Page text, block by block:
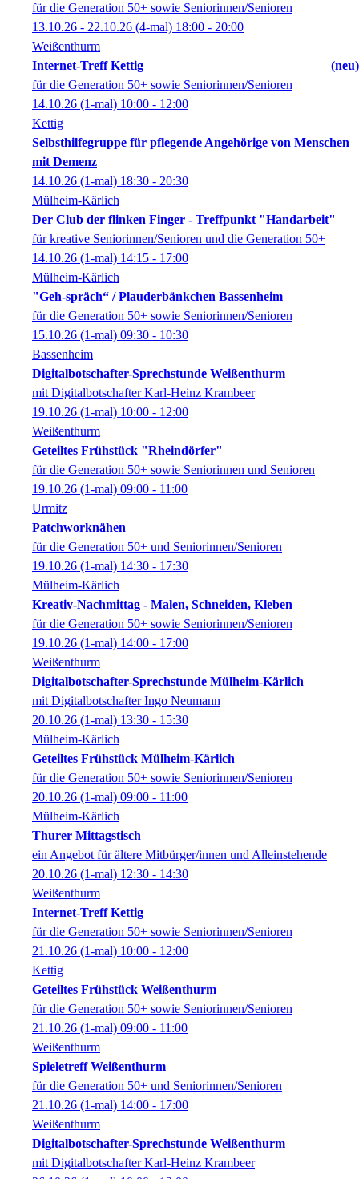
für die Generation 50+ sowie Seniorinnen/Senioren
13.10.26 - 22.10.26 (4-mal) 18:00 - 20:00
Weißenthurm
Internet-Treff Kettig
neu
für die Generation 50+ sowie Seniorinnen/Senioren
14.10.26 (1-mal) 10:00 - 12:00
Kettig
Selbsthilfegruppe für pflegende Angehörige von Menschen
mit Demenz
14.10.26 (1-mal) 18:30 - 20:30
Mülheim-Kärlich
Der Club der flinken Finger - Treffpunkt "Handarbeit"
für kreative Seniorinnen/Senioren und die Generation 50+
14.10.26 (1-mal) 14:15 - 17:00
Mülheim-Kärlich
"Geh-spräch“ / Plauderbänkchen Bassenheim
für die Generation 50+ sowie Seniorinnen/Senioren
15.10.26 (1-mal) 09:30 - 10:30
Bassenheim
Digitalbotschafter-Sprechstunde Weißenthurm
mit Digitalbotschafter Karl-Heinz Krambeer
19.10.26 (1-mal) 10:00 - 12:00
Weißenthurm
Geteiltes Frühstück "Rheindörfer"
für die Generation 50+ sowie Seniorinnen und Senioren
19.10.26 (1-mal) 09:00 - 11:00
Urmitz
Patchworknähen
für die Generation 50+ und Seniorinnen/Senioren
19.10.26 (1-mal) 14:30 - 17:30
Mülheim-Kärlich
Kreativ-Nachmittag - Malen, Schneiden, Kleben
für die Generation 50+ sowie Seniorinnen/Senioren
19.10.26 (1-mal) 14:00 - 17:00
Weißenthurm
Digitalbotschafter-Sprechstunde Mülheim-Kärlich
mit Digitalbotschafter Ingo Neumann
20.10.26 (1-mal) 13:30 - 15:30
Mülheim-Kärlich
Geteiltes Frühstück Mülheim-Kärlich
für die Generation 50+ sowie Seniorinnen/Senioren
20.10.26 (1-mal) 09:00 - 11:00
Mülheim-Kärlich
Thurer Mittagstisch
ein Angebot für ältere Mitbürger/innen und Alleinstehende
20.10.26 (1-mal) 12:30 - 14:30
Weißenthurm
Internet-Treff Kettig
für die Generation 50+ sowie Seniorinnen/Senioren
21.10.26 (1-mal) 10:00 - 12:00
Kettig
Geteiltes Frühstück Weißenthurm
für die Generation 50+ sowie Seniorinnen/Senioren
21.10.26 (1-mal) 09:00 - 11:00
Weißenthurm
Spieletreff Weißenthurm
für die Generation 50+ und Seniorinnen/Senioren
21.10.26 (1-mal) 14:00 - 17:00
Weißenthurm
Digitalbotschafter-Sprechstunde Weißenthurm
mit Digitalbotschafter Karl-Heinz Krambeer